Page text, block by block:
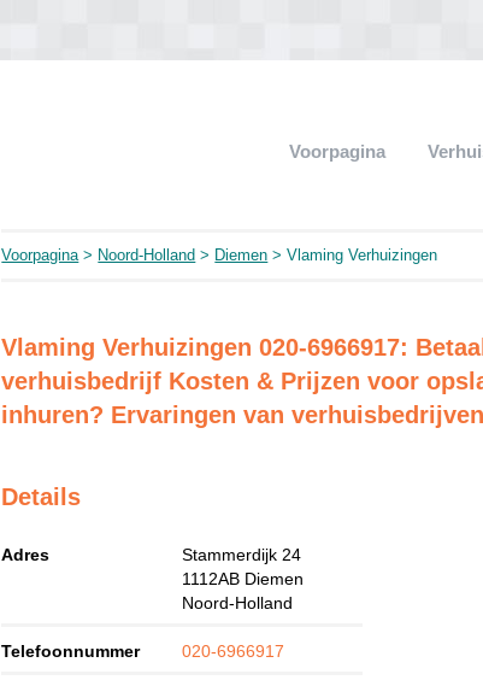
Voorpagina
Voorpagina> Noord-Holland > Diemen > Vlaming Verhuizingen
Vlaming Verhuizingen 020-6966917:
verhuisbedrijf Kosten & Prijzen voor
inhuren? Ervaringen van
Details
Adres
Stammerdijk 24
1112AB Diemen
Noord-Holland
Telefoonnummer 020-6966917